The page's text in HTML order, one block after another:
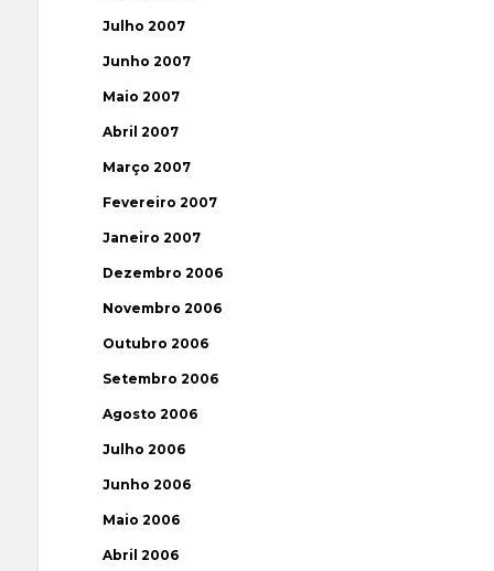
Julho 2007
Junho 2007
Maio 2007
Abril 2007
Março 2007
Fevereiro 2007
Janeiro 2007
Dezembro 2006
Novembro 2006
Outubro 2006
Setembro 2006
Agosto 2006
Julho 2006
Junho 2006
Maio 2006
Abril 2006